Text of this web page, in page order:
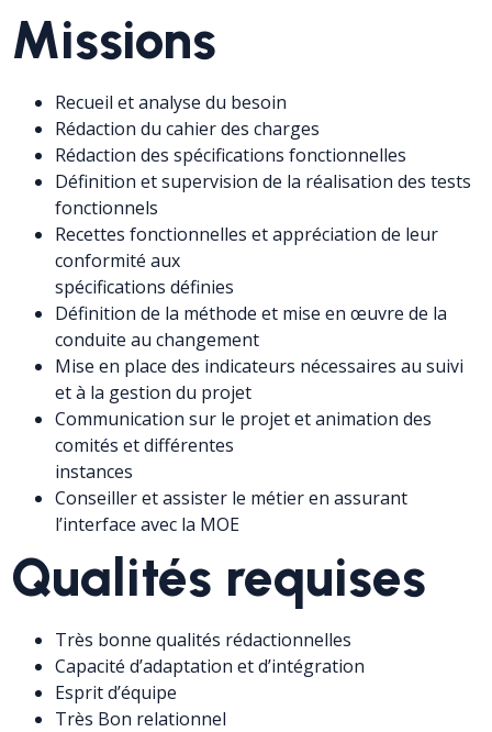
Missions
Recueil et analyse du besoin
Rédaction du cahier des charges
Rédaction des spécifications fonctionnelles
Définition et supervision de la réalisation des tests
fonctionnels
Recettes fonctionnelles et appréciation de leur
conformité aux
spécifications définies
Définition de la méthode et mise en œuvre de la
conduite au changement
Mise en place des indicateurs nécessaires au suivi
et à la gestion du projet
Communication sur le projet et animation des
comités et différentes
instances
Conseiller et assister le métier en assurant
l’interface avec la MOE
Qualités requises
Très bonne qualités rédactionnelles
Capacité d’adaptation et d’intégration
Esprit d’équipe
Très Bon relationnel